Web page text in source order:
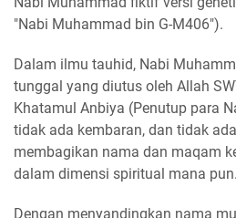
"Nabi Muhammad bin G-M406").
Dalam ilmu tauhid, Nabi
tunggal yang diutus oleh Allah
Khatamul Anbiya (Penutup para
tidak ada kembaran, dan tidak
membagikan nama dan maqam
dalam dimensi spiritual mana pun.
Dengan menyandingkan nama